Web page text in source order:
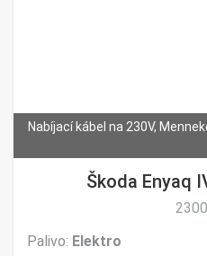
Nabíjací kábel na 230V,
Škoda Enyaq
Palivo: Elektro